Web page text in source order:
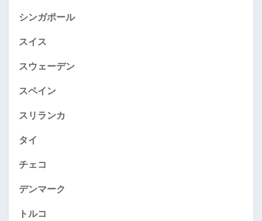
シンガポール
スイス
スウェーデン
スペイン
スリランカ
タイ
チェコ
デンマーク
トルコ